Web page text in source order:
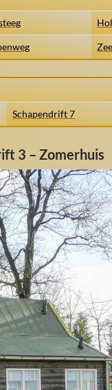
Schapendrift 7
3 – Zomerhuis